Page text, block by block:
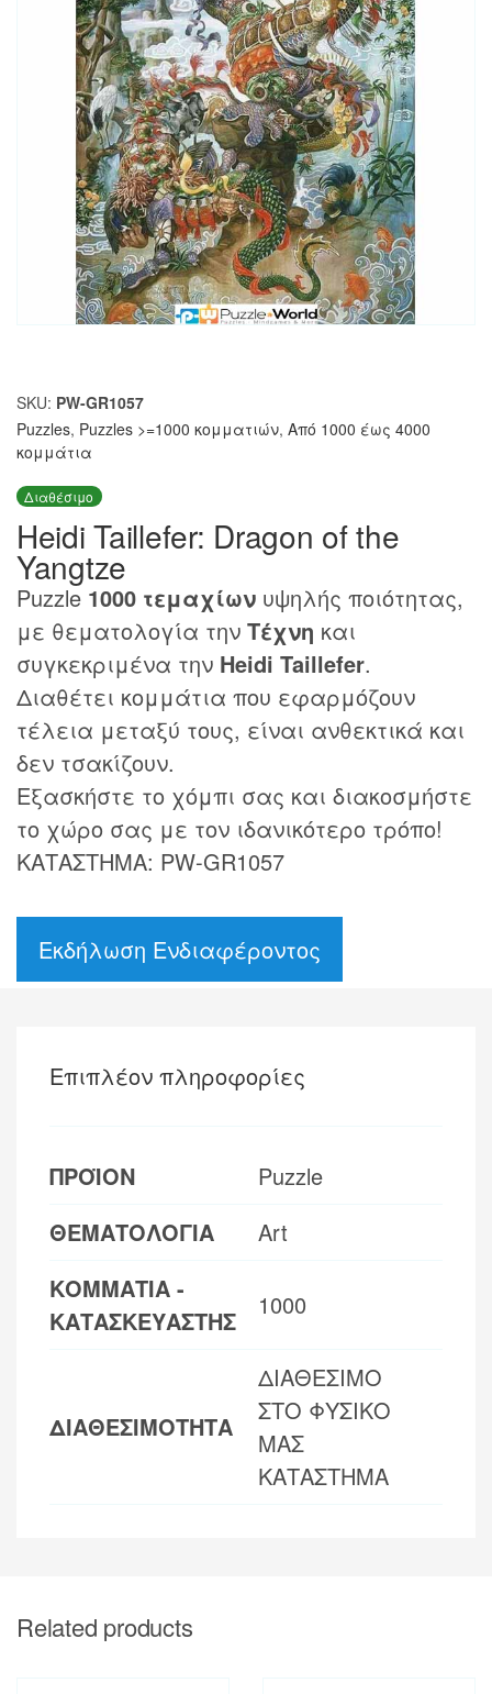
SKU: PW-GR1057
Puzzles, Puzzles >=1000 κομματιών, Από 1000 έως 4000
κομμάτια
Διαθέσιμο
Heidi Taillefer: Dragon of the
Yangtze
Puzzle 1000 τεμαχίων υψηλής ποιότητας,
με θεματολογία την Τέχνη και
συγκεκριμένα την Heidi Taillefer.
Διαθέτει κομμάτια που εφαρμόζουν
τέλεια μεταξύ τους, είναι ανθεκτικά και
δεν τσακίζουν.
Εξασκήστε το χόμπι σας και διακοσμήστε
το χώρο σας με τον ιδανικότερο τρόπο!
ΚΑΤΑΣΤΗΜΑ: PW-GR1057
Εκδήλωση Ενδιαφέροντος
Επιπλέον πληροφορίες
ΠΡΟΪΟΝ
Puzzle
ΘΕΜΑΤΟΛΟΓΙΑ
Art
ΚΟΜΜΑΤΙΑ -
ΚΑΤΑΣΚΕΥΑΣΤΗΣ
1000
ΔΙΑΘΕΣΙΜΟΤΗΤΑ
ΔΙΑΘΕΣΙΜΟ
ΣΤΟ ΦΥΣΙΚΟ
ΜΑΣ
ΚΑΤΑΣΤΗΜΑ
Related products